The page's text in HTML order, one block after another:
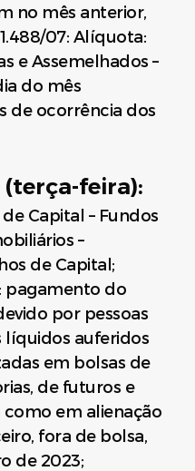
no mês anterior,
07: Alíquota:
e Assemelhados –
do mês
de ocorrência dos
feira):
Capital – Fundos
–
de Capital;
pagamento do
por pessoas
líquidos auferidos
em bolsas de
de futuros e
em alienação
fora de bolsa,
de 2023;